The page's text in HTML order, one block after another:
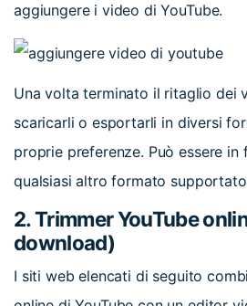
aggiungere i video di YouTube.
Una volta terminato il ritaglio dei
scaricarli o esportarli in diversi
proprie preferenze. Può essere
qualsiasi altro formato
2. Trimmer YouTube
download)
I siti web elencati di seguito